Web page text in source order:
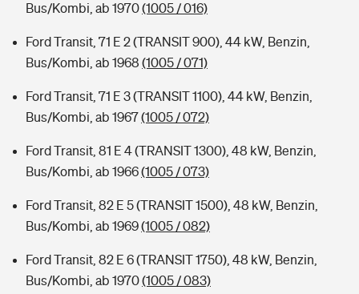
Bus/Kombi, ab 1970(1005 / 016)
Ford Transit, 71 E 2 (TRANSIT 900), 44 kW, Benzin,
Bus/Kombi, ab 1968 (1005 / 071)
Ford Transit, 71 E 3 (TRANSIT 1100), 44 kW, Benzin,
Bus/Kombi, ab 1967(1005 / 072)
Ford Transit, 81 E 4 (TRANSIT 1300), 48 kW, Benzin,
Bus/Kombi, ab 1966(1005 / 073)
Ford Transit, 82 E 5 (TRANSIT 1500), 48 kW, Benzin,
Bus/Kombi, ab 1969(1005 / 082)
Ford Transit, 82 E 6 (TRANSIT 1750), 48 kW, Benzin,
Bus/Kombi, ab 1970(1005 / 083)